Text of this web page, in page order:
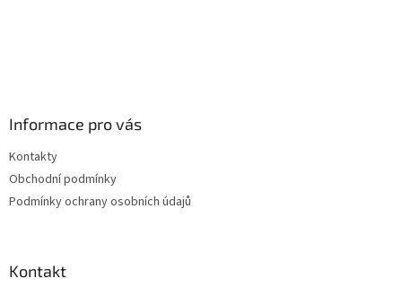
Informace pro vás
Kontakty
Obchodní podmínky
Podmínky ochrany osobních údajů
Kontakt